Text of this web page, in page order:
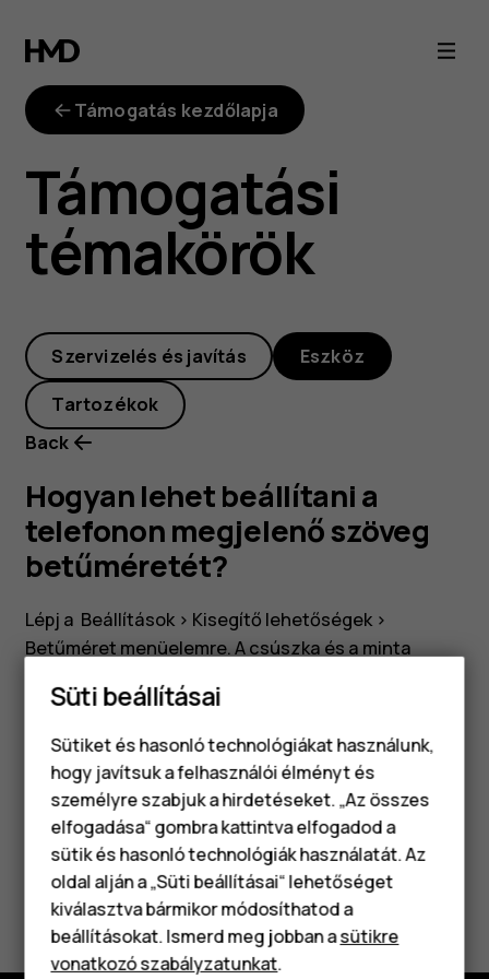
Hogyan
lehet
beállítani
telefonon
megjelenő
szöveg
betűméretét?
Okostelefonok
Klasszikus telefonok
Tartozékok
Támogatás kezdőlapja
Támogatási
témakörök
Szervizelés és javítás Eszköz
Tartozékok
Back
Hogyan lehet beállítani a
telefonon megjelenő szöveg
betűméretét?
Lépj a Beállítások> Kisegítő lehetőségek>
Betűméret menüelemre. A csúszka és a minta
betűméretet.
Hasznosnak találtad?
Igen Nem
Süti beállításai
Sütiket és hasonló technológiákat használunk,
hogy javítsuk a felhasználói élményt és
személyre szabjuk a hirdetéseket. „Az összes
elfogadása“ gombra kattintva elfogadod a
sütik és hasonló technológiák használatát. Az
oldal alján a „Süti beállításai“ lehetőséget
kiválasztva bármikor módosíthatod a
beállításokat. Ismerd meg jobban asütikre
vonatkozó szabályzatunkat.